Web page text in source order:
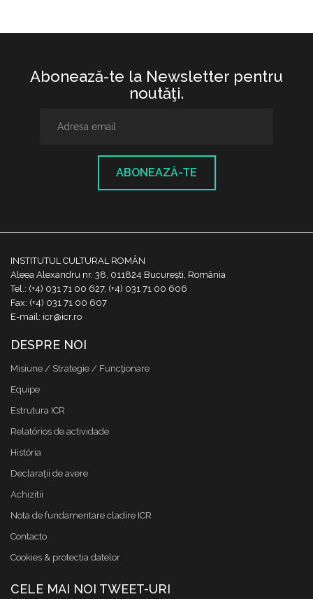
Abonează-te la Newsletter pentru
noutăţi.
ABONEAZĂ-TE
INSTITUTUL CULTURAL ROMÂN
Aleea Alexandru nr. 38, 011824 București, România
Tel.: (+4) 031 71 00 627, (+4) 031 71 00 606
Fax: (+4) 031 71 00 607
E-mail: icr@icr.ro
DESPRE NOI
Misiune / Strategie / Funcţionare
Equipe
Estrutura ICR
Relatórios de actividade
História
Declaraţii de avere
Achizitii
Nota de fundamentare cladire ICR
Contacto
Cookies & protectia datelor
CELE MAI NOI TWEET-URI